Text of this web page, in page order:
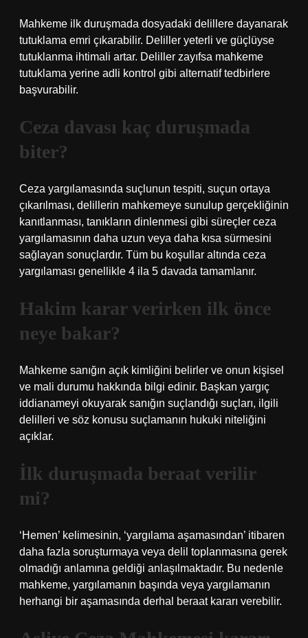
Mahkeme ilk duruşmada dosyadaki delillere dayanarak
tutuklama emri çıkarabilir. Deliller yeterli ve güçlüyse
tutuklanma ihtimali artar. Deliller zayıfsa mahkeme
tutuklama yerine adli kontrol gibi alternatif tedbirlere
başvurabilir.
Ceza davası kaç duruşmada
biter?
Ceza yargılamasında suçlunun tespiti, suçun ortaya
çıkarılması, delillerin mahkemeye sunulup gerçekliğinin
kanıtlanması, tanıkların dinlenmesi gibi süreçler ceza
yargılamasının daha uzun veya daha kısa sürmesini
sağlayan sonuçlardır. Tüm bu koşullar altında ceza
yargılaması genellikle 4 ila 5 davada tamamlanır.
Hakim karar verirken ilk önce
neye bakar?
Mahkeme sanığın açık kimliğini belirler ve onun kişisel
ve mali durumu hakkında bilgi edinir. Başkan yargıç
iddianameyi okuyarak sanığın suçlandığı suçları, ilgili
delilleri ve söz konusu suçlamanın hukuki niteliğini
açıklar.
İlk duruşmada beraat verilir
mi?
‘Hemen’ kelimesinin, ‘yargılama aşamasından’ itibaren
daha fazla soruşturmaya veya delil toplanmasına gerek
olmadığı anlamına geldiği anlaşılmaktadır. Bu nedenle
mahkeme, yargılamanın başında veya yargılamanın
herhangi bir aşamasında derhal beraat kararı verebilir.